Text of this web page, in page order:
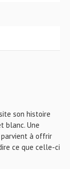
son histoire
blanc. Une
à offrir
ce que celle-ci